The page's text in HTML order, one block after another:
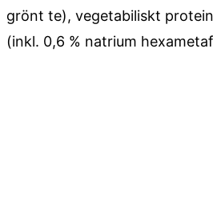
grönt te), vegetabiliskt
(inkl. 0,6 % natrium